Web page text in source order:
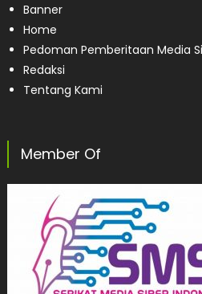
Banner
Home
Pedoman Pemberitaan Media
Redaksi
Tentang Kami
Member Of